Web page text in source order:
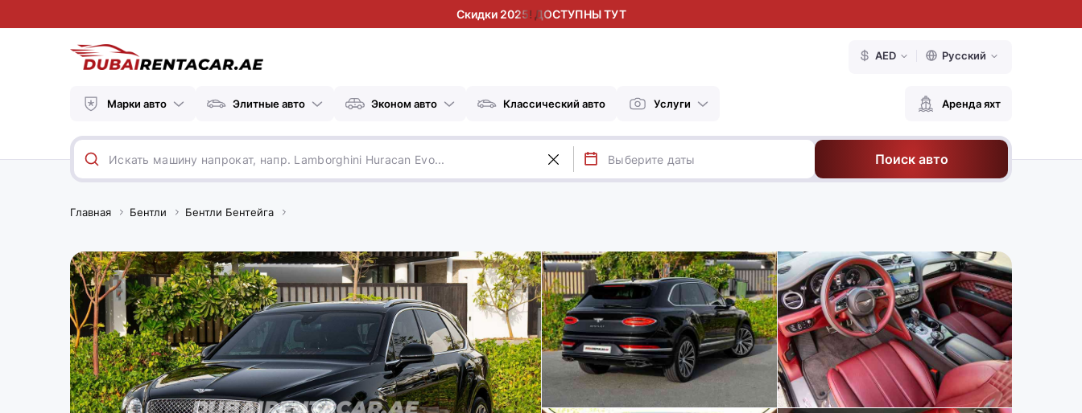
Скидки 2025! ДОСТУПНЫ ТУТ
AED Русский
Марки авто Элитные авто Эконом авто Классический авто Услуги Аренда яхт
Поиск авто
Главная Бентли Бентли Бентейга